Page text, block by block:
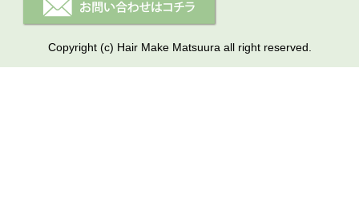
Copyright (c) Hair Make Matsuura all right reserved.